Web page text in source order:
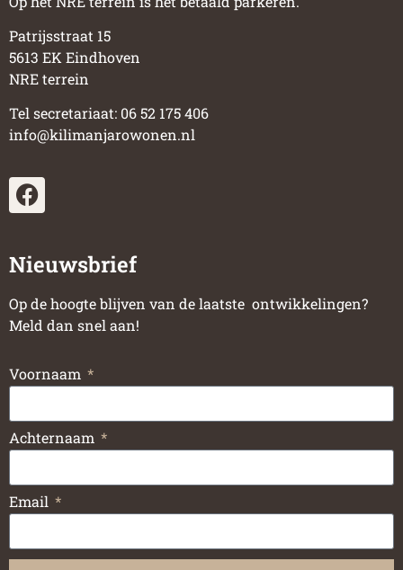
Patrijsstraat 15
5613 EK Eindhoven
NRE terrein
Tel secretariaat: 06 52 175 406
info@kilimanjarowonen.nl
Nieuwsbrief
Op de hoogte blijven van de laatste ontwikkelingen?
Meld dan snel aan!
Voornaam
Achternaam
Email